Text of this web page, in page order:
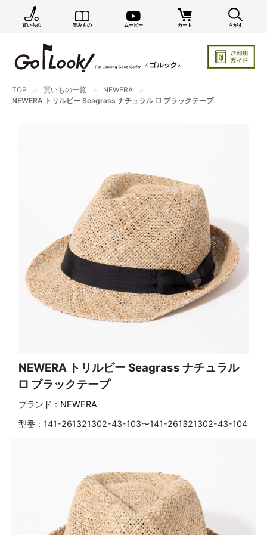
買いもの 読みもの ムービー カート さがす
TOP 買いもの一覧
NEWERA
NEWERA トリルビー Seagrass ナチュラル □ ブラックテープ
NEWERA トリルビー Seagrass ナチュラル
□ ブラックテープ
ブランド： NEWERA
型番： 141-261321302-43-103〜141-261321302-43-104
×
GO/LOOK! からのお知らせ（受信設定）
新商品情報や編集部のオススメ、オトクな情報・買い
まだご登録でない方はぜひ！
お知らせを受け取る
いつでもメール内のリンクから配信停止できます